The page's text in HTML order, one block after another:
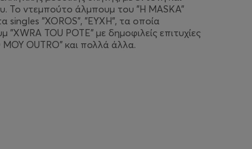
Το ντεμπούτο άλμπουμ του "H MASKA"
singles "XOROS", "EYXH", τα οποία
TOU POTE" με δημοφιλείς επιτυχίες
OUTRO" και πολλά άλλα.